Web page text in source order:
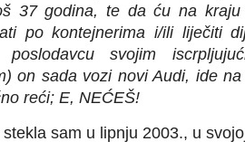
37 godina, te da ću na kraju
po kontejnerima i/ili liječiti
poslodavcu svojim
on sada vozi novi Audi, ide
reći; E, NEĆEŠ!
sam u lipnju 2003., u